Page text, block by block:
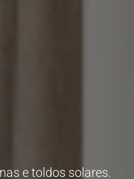
e toldos solares.